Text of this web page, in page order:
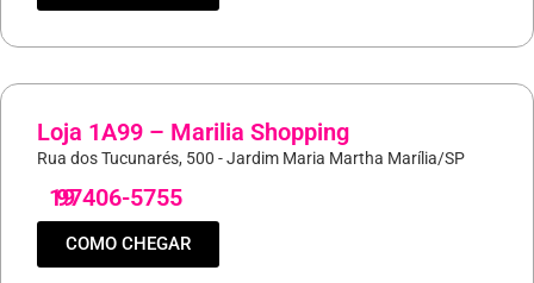
Loja 1A99 – Marilia Shopping
Rua dos Tucunarés, 500 - Jardim Maria Martha Marília/SP
19
97406-5755
COMO CHEGAR